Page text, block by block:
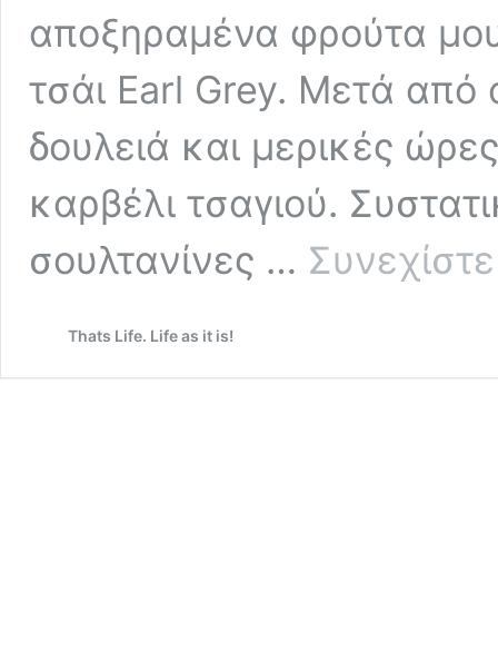
αποξηραμένα φρούτα
τσάι Earl Grey. Μετά από
δουλειά και μερικές
καρβέλι τσαγιού.
σουλτανίνες …
Thats Life. Life as it is!